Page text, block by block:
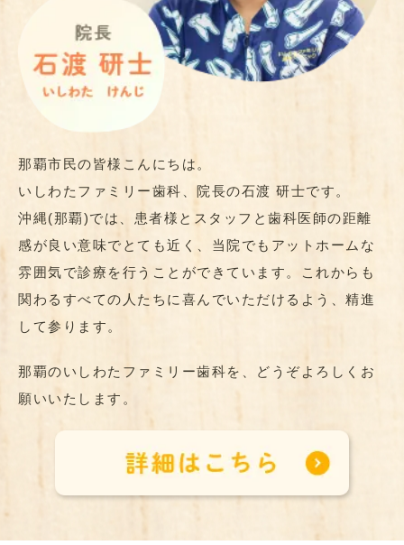
那覇市民の皆様こんにちは。
いしわたファミリー歯科、院長の石渡 研士です。
沖縄(那覇)では、患者様とスタッフと歯科医師の距離
感が良い意味でとても近く、当院でもアットホームな
雰囲気で診療を行うことができています。これからも
関わるすべての人たちに喜んでいただけるよう、精進
して参ります。
那覇のいしわたファミリー歯科を、どうぞよろしくお
願いいたします。